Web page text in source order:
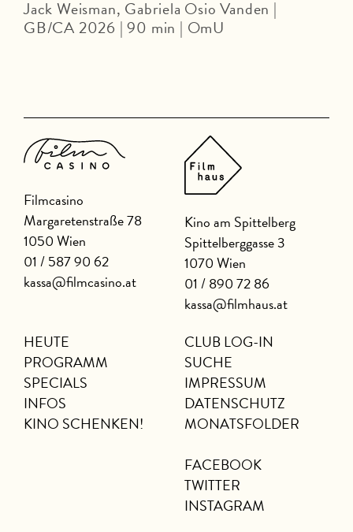
Jack Weisman, Gabriela Osio Vanden |
GB/CA 2026 | 90 min | OmU
Filmcasino
Margaretenstraße 78
1050 Wien
01 / 587 90 62
kassa@filmcasino.at
Kino am Spittelberg
Spittelberggasse 3
1070 Wien
01 / 890 72 86
kassa@filmhaus.at
HEUTE
PROGRAMM
SPECIALS
INFOS
KINO SCHENKEN!
CLUB LOG-IN
SUCHE
IMPRESSUM
DATENSCHUTZ
MONATSFOLDER
FACEBOOK
TWITTER
INSTAGRAM